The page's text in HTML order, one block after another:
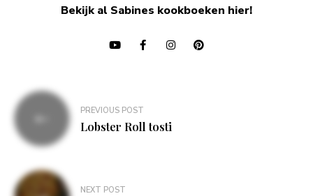
Bekijk al Sabines kookboeken hier!
Bericht
navigatie
PREVIOUS POST
Lobster Roll tosti
NEXT POST